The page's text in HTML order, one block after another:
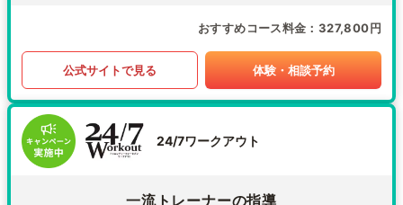
おすすめコース料金 327,800円
公式サイトで見る 体験・相談予約
24/7ワークアウト
一流トレーナーの指導